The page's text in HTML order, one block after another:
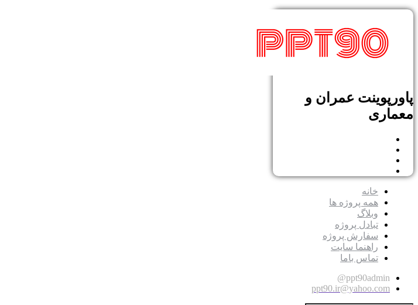
پاورپوینت عمران و
معماری
خانه
همه پروژه ها
وبلاگ
تبادل پروژه
سفارش پروژه
راهنما سایت
تماس باما
ppt90admin@
ppt90.ir@yahoo.com